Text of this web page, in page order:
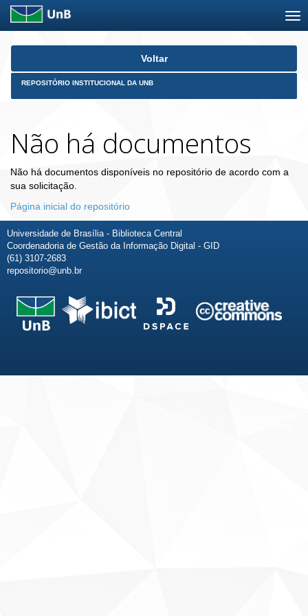
Skip
Voltar
REPOSITÓRIO INSTITUCIONAL DA UNB
Não há documentos
Não há documentos disponíveis no repositório de acordo com a
sua solicitação.
Página inicial do repositório
Universidade de Brasília - Biblioteca Central
Coordenadoria de Gestão da Informação Digital - GID
(61) 3107-2683
repositorio@unb.br